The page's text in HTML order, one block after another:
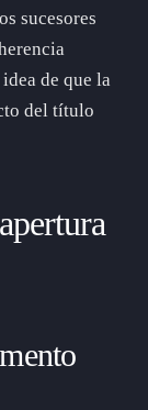
sucesores
de que la
del título